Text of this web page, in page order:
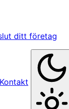
ditt företag
Kontakt